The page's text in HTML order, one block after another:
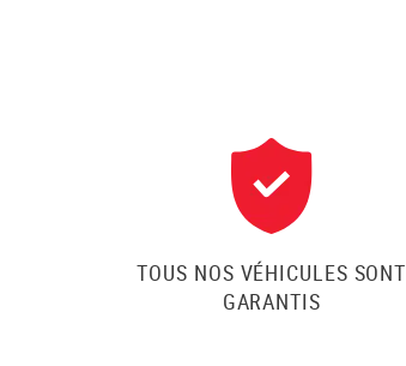
TOUS NOS VÉHICULES SONT
GARANTIS